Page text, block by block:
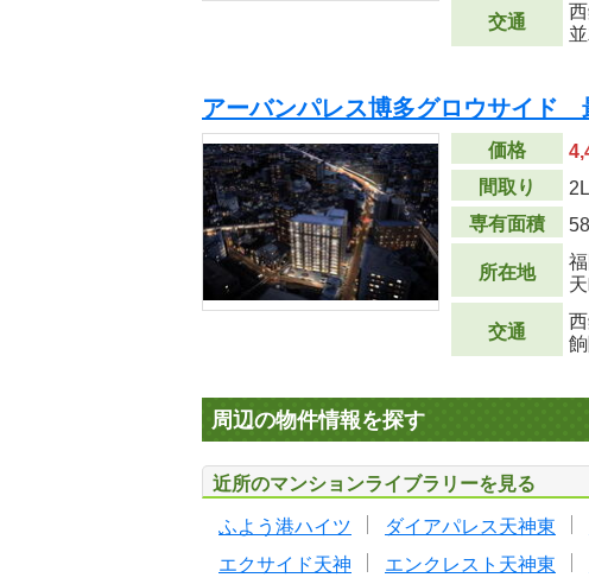
交通
アーバンパレス博多グロウサイド
価格
間取り
専有面積
所在地
交通
周辺の物件情報を探す
近所のマンションライブラリーを見る
ふよう港ハイツ ダイアパレス天神東
エクサイド天神
エンクレスト天神東